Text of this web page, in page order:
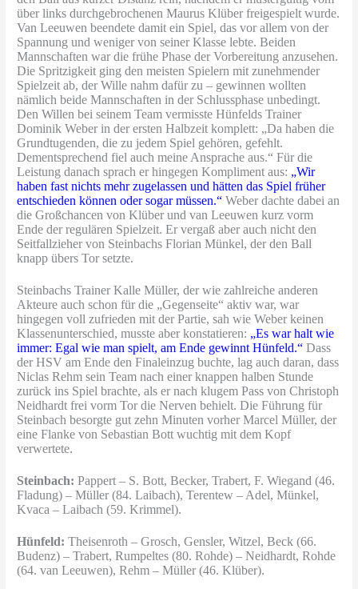
über links durchgebrochenen Maurus Klüber freigespielt wurde.
Van Leeuwen beendete damit ein Spiel, das vor allem von der
Spannung und weniger von seiner Klasse lebte. Beiden
Mannschaften war die frühe Phase der Vorbereitung anzusehen.
Die Spritzigkeit ging den meisten Spielern mit zunehmender
Spielzeit ab, der Wille nahm dafür zu – gewinnen wollten
nämlich beide Mannschaften in der Schlussphase unbedingt.
Den Willen bei seinem Team vermisste Hünfelds Trainer
Dominik Weber in der ersten Halbzeit komplett: „Da haben die
Grundtugenden, die zu jedem Spiel gehören, gefehlt.
Dementsprechend fiel auch meine Ansprache aus.“ Für die
Leistung danach sprach er hingegen Kompliment aus: „Wir
haben fast nichts mehr zugelassen und hätten das Spiel früher
entschieden können oder sogar müssen.“ Weber dachte dabei an
die Großchancen von Klüber und van Leeuwen kurz vorm
Ende der regulären Spielzeit. Er vergaß aber auch nicht den
Seitfallzieher von Steinbachs Florian Münkel, der den Ball
knapp übers Tor setzte.
Steinbachs Trainer Kalle Müller, der wie zahlreiche anderen
Akteure auch schon für die „Gegenseite“ aktiv war, war
hingegen voll zufrieden mit der Partie, sah wie Weber keinen
Klassenunterschied, musste aber konstatieren: „Es war halt wie
immer: Egal wie man spielt, am Ende gewinnt Hünfeld.“ Dass
der HSV am Ende den Finaleinzug buchte, lag auch daran, dass
Niclas Rehm sein Team nach einer knappen halben Stunde
zurück ins Spiel brachte, als er nach klugem Pass von Christoph
Neidhardt frei vorm Tor die Nerven behielt. Die Führung für
Steinbach besorgte gut zehn Minuten vorher Marcel Müller, der
eine Flanke von Sebastian Bott wuchtig mit dem Kopf
verwertete.
Steinbach: Pappert – S. Bott, Becker, Trabert, F. Wiegand (46.
Fladung) – Müller (84. Laibach), Terentew – Adel, Münkel,
Kvaca – Laibach (59. Krimmel).
Hünfeld: Theisenroth – Grosch, Gensler, Witzel, Beck (66.
Budenz) – Trabert, Rumpeltes (80. Rohde) – Neidhardt, Rohde
(64. van Leeuwen), Rehm – Müller (46. Klüber).